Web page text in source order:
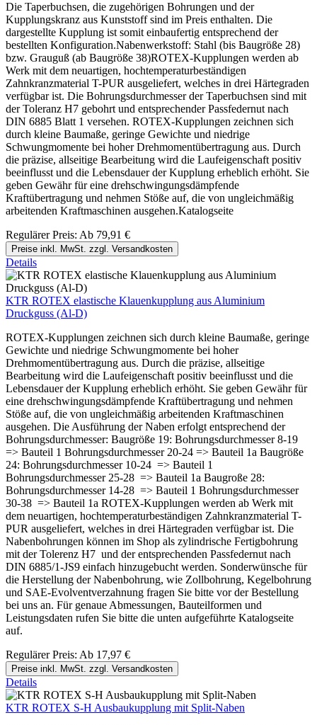
Die Taperbuchsen, die zugehörigen Bohrungen und der
Kupplungskranz aus Kunststoff sind im Preis enthalten. Die
dargestellte Kupplung ist somit einbaufertig entsprechend der
bestellten Konfiguration.Nabenwerkstoff: Stahl (bis Baugröße 28)
bzw. Grauguß (ab Baugröße 38)ROTEX-Kupplungen werden ab
Werk mit dem neuartigen, hochtemperaturbeständigen
Zahnkranzmaterial T-PUR ausgeliefert, welches in drei Härtegraden
verfügbar ist. Die Bohrungsdurchmesser der Taperbuchsen sind mit
der Toleranz H7 gebohrt und entsprechender Passfedernut nach
DIN 6885 Blatt 1 versehen. ROTEX-Kupplungen zeichnen sich
durch kleine Baumaße, geringe Gewichte und niedrige
Schwungmomente bei hoher Drehmomentübertragung aus. Durch
die präzise, allseitige Bearbeitung wird die Laufeigenschaft positiv
beeinflusst und die Lebensdauer der Kupplung erheblich erhöht. Sie
geben Gewähr für eine drehschwingungsdämpfende
Kraftübertragung und nehmen Stöße auf, die von ungleichmäßig
arbeitenden Kraftmaschinen ausgehen.Katalogseite
Regulärer Preis: Ab 79,91 €
Preise inkl. MwSt. zzgl. Versandkosten
Details
KTR ROTEX elastische Klauenkupplung aus Aluminium
Druckguss (Al-D)
ROTEX-Kupplungen zeichnen sich durch kleine Baumaße, geringe
Gewichte und niedrige Schwungmomente bei hoher
Drehmomentübertragung aus. Durch die präzise, allseitige
Bearbeitung wird die Laufeigenschaft positiv beeinflusst und die
Lebensdauer der Kupplung erheblich erhöht. Sie geben Gewähr für
eine drehschwingungsdämpfende Kraftübertragung und nehmen
Stöße auf, die von ungleichmäßig arbeitenden Kraftmaschinen
ausgehen. Die Ausführung der Naben erfolgt entsprechend der
Bohrungsdurchmesser: Baugröße 19: Bohrungsdurchmesser 8-19
=> Bauteil 1 Bohrungsdurchmesser 20-24 => Bauteil 1a Baugröße
24: Bohrungsdurchmesser 10-24 => Bauteil 1
Bohrungsdurchmesser 25-28 => Bauteil 1a Baugroße 28:
Bohrungsdurchmesser 14-28 => Bauteil 1 Bohrungsdurchmesser
30-38 => Bauteil 1a ROTEX-Kupplungen werden ab Werk mit
dem neuartigen, hochtemperaturbeständigen Zahnkranzmaterial T-
PUR ausgeliefert, welches in drei Härtegraden verfügbar ist. Die
Nabenbohrungen können im Shop als zylindrische Fertigbohrung
mit der Tolerenz H7 und der entsprechenden Passfedernut nach
DIN 6885/1-JS9 einfach hinzugebucht werden. Sonderwünsche für
die Herstellung der Nabenbohrung, wie Zollbohrung, Kegelbohrung
und SAE-Evolventverzahnung fragen Sie bitte vor der Bestellung
bei uns an. Für genaue Abmessungen, Bauteilformen und
Leistungsdaten rufen Sie bitte die unten aufgeführte Katalogseite
auf.
Regulärer Preis: Ab 17,97 €
Preise inkl. MwSt. zzgl. Versandkosten
Details
KTR ROTEX S-H Ausbaukupplung mit Split-Naben